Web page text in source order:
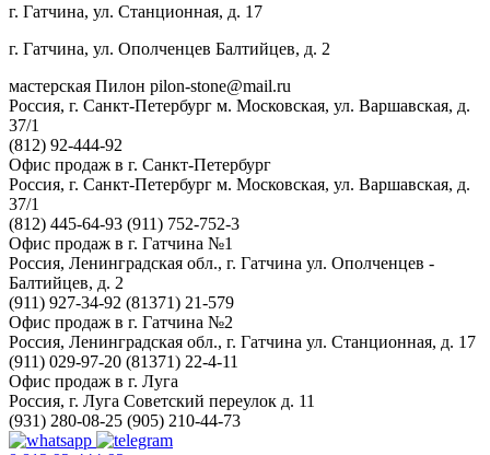
г. Гатчина, ул. Станционная, д. 17
г. Гатчина, ул. Ополченцев Балтийцев, д. 2
мастерская Пилон pilon-stone@mail.ru
Россия, г. Санкт-Петербург м. Московская, ул. Варшавская, д.
37/1
(812) 92-444-92
Офис продаж в г. Санкт-Петербург
Россия, г. Санкт-Петербург м. Московская, ул. Варшавская, д.
37/1
(812) 445-64-93 (911) 752-752-3
Офис продаж в г. Гатчина №1
Россия, Ленинградская обл., г. Гатчина ул. Ополченцев -
Балтийцев, д. 2
(911) 927-34-92 (81371) 21-579
Офис продаж в г. Гатчина №2
Россия, Ленинградская обл., г. Гатчина ул. Станционная, д. 17
(911) 029-97-20 (81371) 22-4-11
Офис продаж в г. Луга
Россия, г. Луга Советский переулок д. 11
(931) 280-08-25 (905) 210-44-73